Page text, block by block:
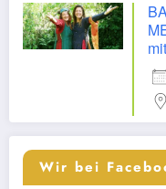
Wir bei